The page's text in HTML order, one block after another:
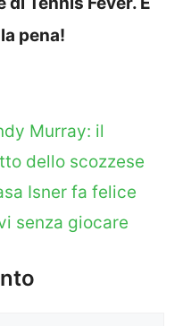
pena!
Murray: il
dello scozzese
Isner fa felice
senza giocare